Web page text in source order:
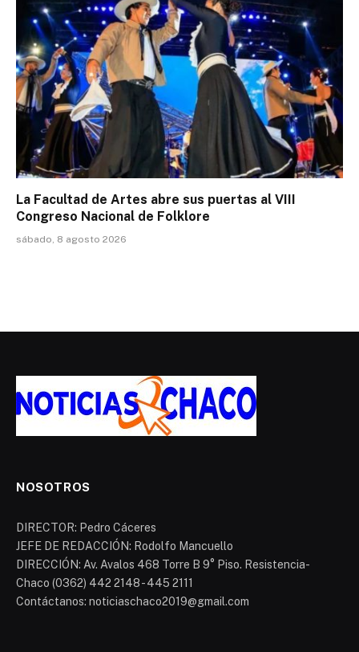
La Facultad de Artes abre sus puertas al VIII
Congreso Nacional de Folklore
sábado, 8 agosto 2026
NOSOTROS
DIRECTOR: Pedro Cáceres
JEFE DE REDACCIÓN: Rodolfo Mancuello
DIRECCIÓN: Av. Avalos 468 Torre B 9° Piso. Resistencia-
Chaco (0362) 442 2148 - 445 2111
Contáctanos: noticiaschaco2019@gmail.com